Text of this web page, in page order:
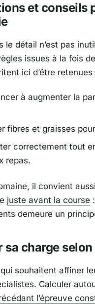
et conseils
le détail n’est pas
issues à la fois
ici d’être retenues
à augmenter la
fibres et graisses
correctement tout
repas.
il convient
juste avant la course
demeure un
sa charge
souhaitent affiner
Calculer
l’épreuve